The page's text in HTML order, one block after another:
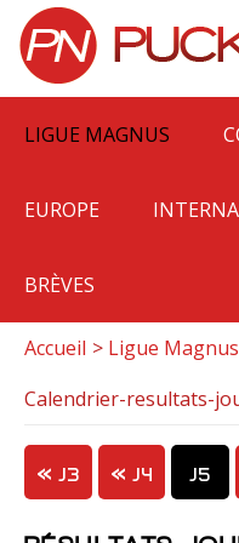
LIGUE MAGNUS
EUROPE
BRÈVES
Accueil Ligue Magnus
Calendrier-resultats-
J3 J4 J5